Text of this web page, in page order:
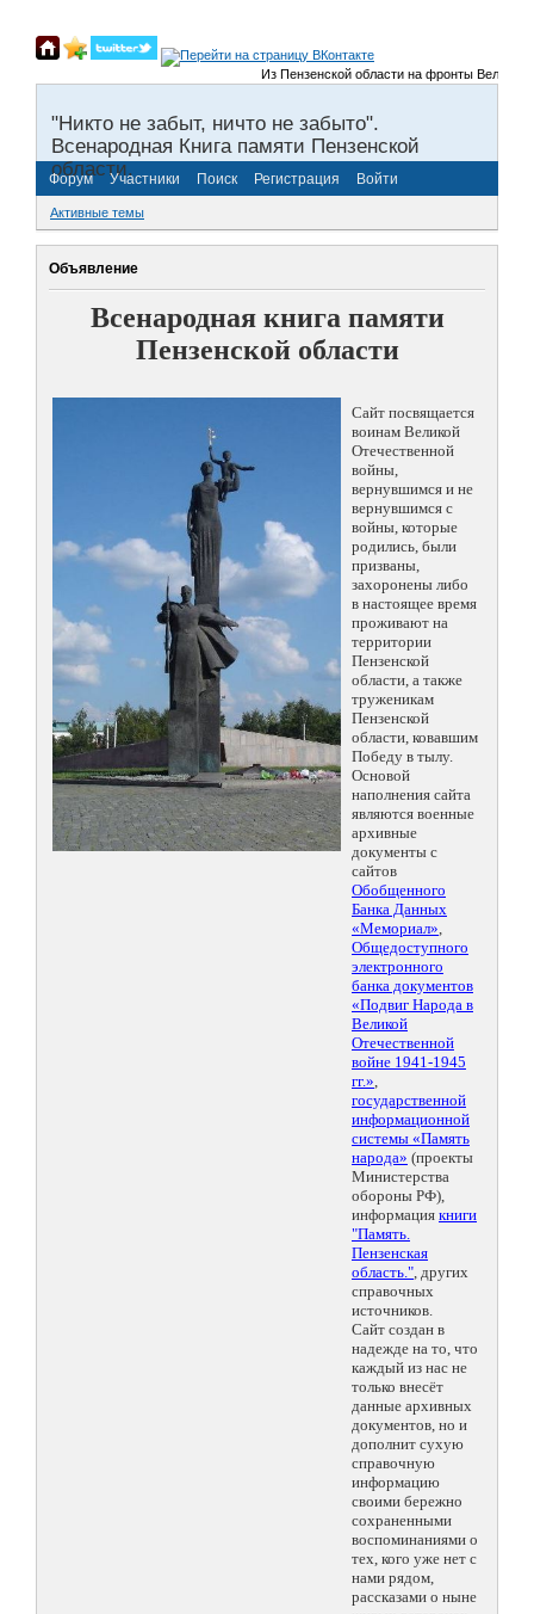
Из Пензенской области на фронты Великой
"Никто не забыт, ничто не забыто".
Всенародная Книга памяти Пензенской
области.
Форум Участники Поиск Регистрация Войти
Активные темы
Объявление
Всенародная книга памяти
Пензенской области
Сайт посвящается
воинам Великой
Отечественной
войны,
вернувшимся и не
вернувшимся с
войны, которые
родились, были
призваны,
захоронены либо
в настоящее время
проживают на
территории
Пензенской
области, а также
труженикам
Пензенской
области, ковавшим
Победу в тылу.
Основой
наполнения сайта
являются военные
архивные
документы с
сайтов
Обобщенного
Банка Данных
«Мемориал»,
Общедоступного
электронного
банка документов
«Подвиг Народа в
Великой
Отечественной
войне 1941-1945
гг.»,
государственной
информационной
системы «Память
народа» (проекты
Министерства
обороны РФ),
информация книги
"Память.
Пензенская
область.", других
справочных
источников.
Сайт создан в
надежде на то, что
каждый из нас не
только внесёт
данные архивных
документов, но и
дополнит сухую
справочную
информацию
своими бережно
сохраненными
воспоминаниями о
тех, кого уже нет с
нами рядом,
рассказами о ныне